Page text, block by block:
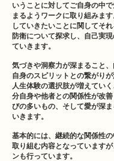
いうことに対してご自身の中
まるようワークに取り組みま
していきたいことに関してそ
防衛について探求し、自己実
ていきます。
気づきや洞察力が深まること
自身のスピリットとの繋がり
人生体験の選択肢が増えてい
分自身や他者との関係性が改
びの多いもの、そして愛が深
いきます。
基本的には、継続的な関係性
取り組む内容となっています
ンも行っています。